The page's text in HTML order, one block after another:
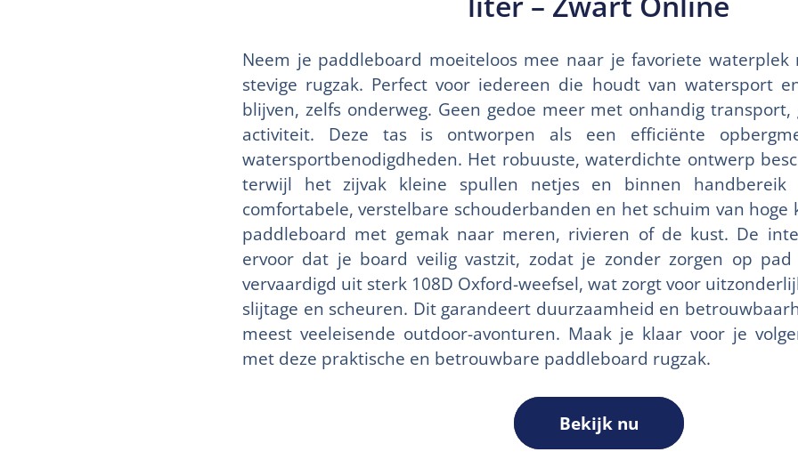
Neem je paddleboard moeiteloos mee naar je favoriete
stevige rugzak. Perfect voor iedereen die houdt van watersport
blijven, zelfs onderweg. Geen gedoe meer met onhandig
activiteit. Deze tas is ontworpen als een efficiënte
watersportbenodigdheden. Het robuuste, waterdichte ontwerp
terwijl het zijvak kleine spullen netjes en binnen handbereik
comfortabele, verstelbare schouderbanden en het schuim van hoge
paddleboard met gemak naar meren, rivieren of de kust. De
ervoor dat je board veilig vastzit, zodat je zonder zorgen op
vervaardigd uit sterk 108D Oxford-weefsel, wat zorgt voor
slijtage en scheuren. Dit garandeert duurzaamheid en
meest veeleisende outdoor-avonturen. Maak je klaar voor je
met deze praktische en betrouwbare paddleboard rugzak.
Bekijk nu